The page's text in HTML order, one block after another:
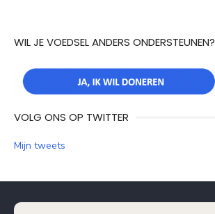
WIL JE VOEDSEL ANDERS ONDERSTEUNEN?
VOLG ONS OP TWITTER
Mijn tweets